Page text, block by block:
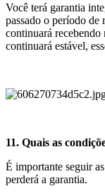
Você terá garantia
passado o período de
continuará recebendo
continuará estável,
11. Quais as
É importante seguir
perderá a garantia.